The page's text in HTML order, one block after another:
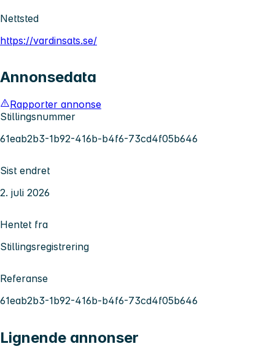
Nettsted
https://vardinsats.se/
Annonsedata
Rapporter annonse
Stillingsnummer
61eab2b3-1b92-416b-b4f6-73cd4f05b646
Sist endret
2. juli 2026
Hentet fra
Stillingsregistrering
Referanse
61eab2b3-1b92-416b-b4f6-73cd4f05b646
Lignende annonser